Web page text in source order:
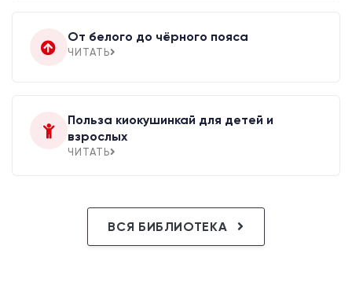
От белого до чёрного пояса
ЧИТАТЬ
Польза киокушинкай для детей и
взрослых
ЧИТАТЬ
ВСЯ БИБЛИОТЕКА